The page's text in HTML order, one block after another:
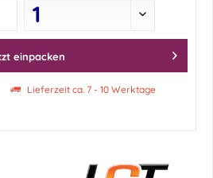
einpacken
Lieferzeit ca. 7 - 10 Werktage